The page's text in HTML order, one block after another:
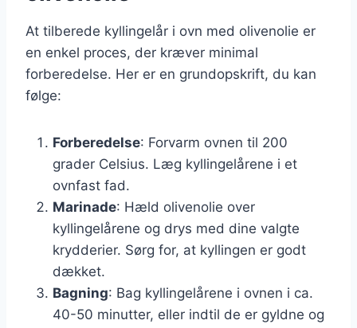
At tilberede kyllingelår i ovn med olivenolie er
en enkel proces, der kræver minimal
forberedelse. Her er en grundopskrift, du kan
følge:
Forberedelse: Forvarm ovnen til 200
grader Celsius. Læg kyllingelårene i et
ovnfast fad.
Marinade: Hæld olivenolie over
kyllingelårene og drys med dine valgte
krydderier. Sørg for, at kyllingen er godt
dækket.
Bagning: Bag kyllingelårene i ovnen i ca.
40-50 minutter, eller indtil de er gyldne og